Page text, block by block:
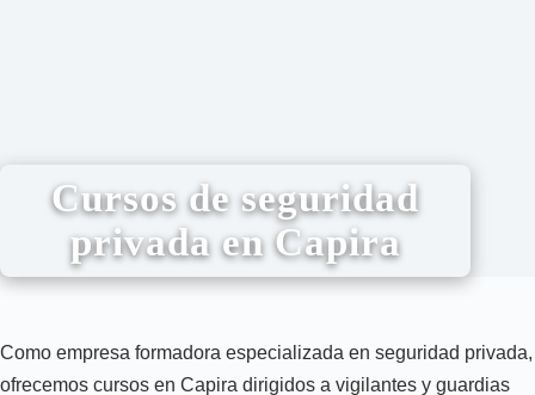
Cursos de seguridad
privada en Capira
Como empresa formadora especializada en seguridad privada,
ofrecemos cursos en Capira dirigidos a vigilantes y guardias